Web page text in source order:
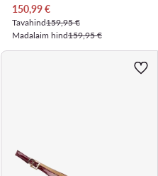
Praegune hind
150,99€
Tavahind159,95 €
Madalaim hind159,95 €